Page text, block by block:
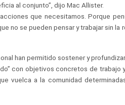
al conjunto”, dijo Mac Allister.
que necesitamos. Porque
se pueden pensar y trabajar sin la
han permitido sostener y
con objetivos concretos de trabajo
vuelca a la comunidad